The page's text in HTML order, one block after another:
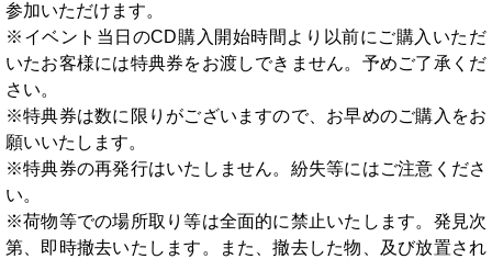
参加いただけます。
※イベント当日のCD購入開始時間より以前にご購入いただ
いたお客様には特典券をお渡しできません。予めご了承くだ
さい。
※特典券は数に限りがございますので、お早めのご購入をお
願いいたします。
※特典券の再発行はいたしません。紛失等にはご注意くださ
い。
※荷物等での場所取り等は全面的に禁止いたします。発見次
第、即時撤去いたします。また、撤去した物、及び放置され